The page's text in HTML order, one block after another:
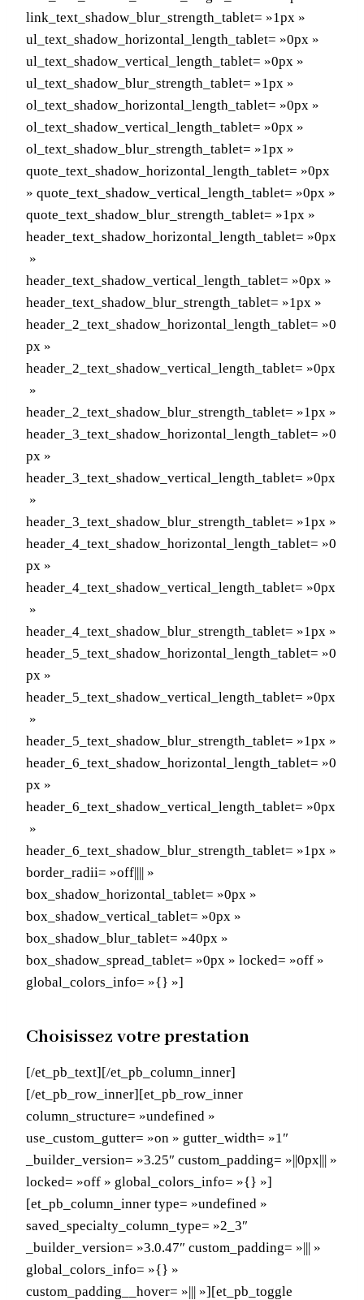
link_text_shadow_blur_strength_tablet= »1px »
ul_text_shadow_horizontal_length_tablet= »0px »
ul_text_shadow_vertical_length_tablet= »0px »
ul_text_shadow_blur_strength_tablet= »1px »
ol_text_shadow_horizontal_length_tablet= »0px »
ol_text_shadow_vertical_length_tablet= »0px »
ol_text_shadow_blur_strength_tablet= »1px »
quote_text_shadow_horizontal_length_tablet= »0px
» quote_text_shadow_vertical_length_tablet= »0px »
quote_text_shadow_blur_strength_tablet= »1px »
header_text_shadow_horizontal_length_tablet= »0px
»
header_text_shadow_vertical_length_tablet= »0px »
header_text_shadow_blur_strength_tablet= »1px »
header_2_text_shadow_horizontal_length_tablet= »0
px »
header_2_text_shadow_vertical_length_tablet= »0px
»
header_2_text_shadow_blur_strength_tablet= »1px »
header_3_text_shadow_horizontal_length_tablet= »0
px »
header_3_text_shadow_vertical_length_tablet= »0px
»
header_3_text_shadow_blur_strength_tablet= »1px »
header_4_text_shadow_horizontal_length_tablet= »0
px »
header_4_text_shadow_vertical_length_tablet= »0px
»
header_4_text_shadow_blur_strength_tablet= »1px »
header_5_text_shadow_horizontal_length_tablet= »0
px »
header_5_text_shadow_vertical_length_tablet= »0px
»
header_5_text_shadow_blur_strength_tablet= »1px »
header_6_text_shadow_horizontal_length_tablet= »0
px »
header_6_text_shadow_vertical_length_tablet= »0px
»
header_6_text_shadow_blur_strength_tablet= »1px »
border_radii= »off|||| »
box_shadow_horizontal_tablet= »0px »
box_shadow_vertical_tablet= »0px »
box_shadow_blur_tablet= »40px »
box_shadow_spread_tablet= »0px » locked= »off »
global_colors_info= »{} »]
Choisissez votre prestation
[/et_pb_text][/et_pb_column_inner]
[/et_pb_row_inner][et_pb_row_inner
column_structure= »undefined »
use_custom_gutter= »on » gutter_width= »1″
_builder_version= »3.25″ custom_padding= »||0px||| »
locked= »off » global_colors_info= »{} »]
[et_pb_column_inner type= »undefined »
saved_specialty_column_type= »2_3″
_builder_version= »3.0.47″ custom_padding= »||| »
global_colors_info= »{} »
custom_padding__hover= »||| »][et_pb_toggle